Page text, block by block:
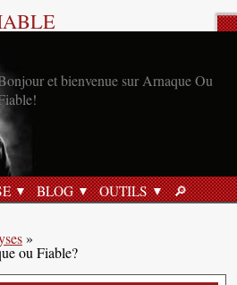
et bienvenue sur Arnaque Ou
BLOG OUTILS 🔎︎
»
ou Fiable?